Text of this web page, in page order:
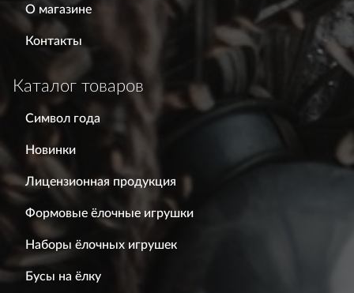
О магазине
Контакты
Каталог товаров
Символ года
Новинки
Лицензионная продукция
Формовые ёлочные игрушки
Наборы ёлочных игрушек
Бусы на ёлку